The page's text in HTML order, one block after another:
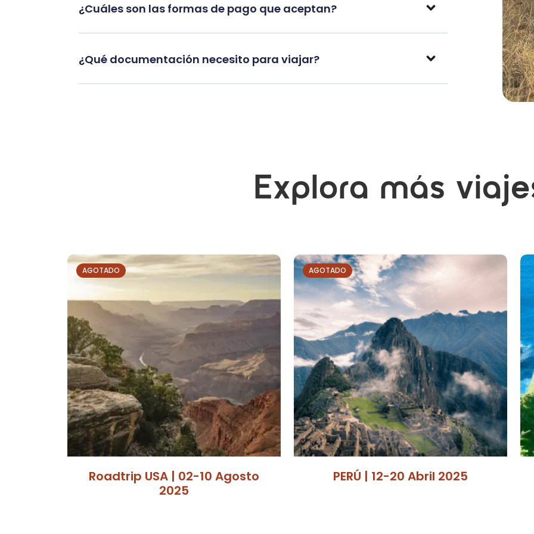
¿Cuáles son las formas de pago que aceptan?
¿Qué documentación necesito para viajar?
Explora más
AGOTADO
Roadtrip USA | 02-10 Agosto
2025
AGOTADO
PERÚ | 12-20 Abril 2025